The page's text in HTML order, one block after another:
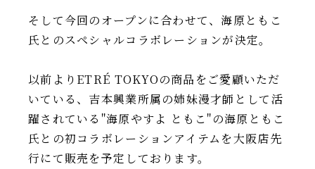
そして今回のオープンに合わせて、海原ともこ
氏とのスペシャルコラボレーションが決定。
以前よりETRÉ TOKYOの商品をご愛顧いただ
いている、吉本興業所属の姉妹漫才師として活
躍されている"海原やすよ ともこ"の海原ともこ
氏との初コラボレーションアイテムを大阪店先
行にて販売を予定しております。